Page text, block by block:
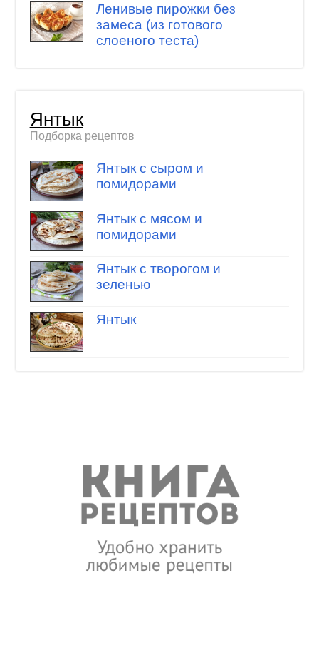
Ленивые пирожки без
замеса (из готового
слоеного теста)
Янтык
Подборка рецептов
Янтык с сыром и
помидорами
Янтык с мясом и
помидорами
Янтык с творогом и
зеленью
Янтык